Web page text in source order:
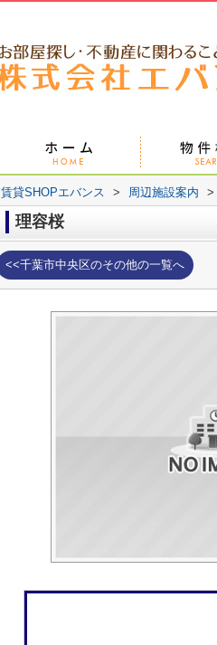
賃貸SHOPエバンス > 周辺施設案内 >
理容桜
<<千葉市中央区のその他の一覧へ